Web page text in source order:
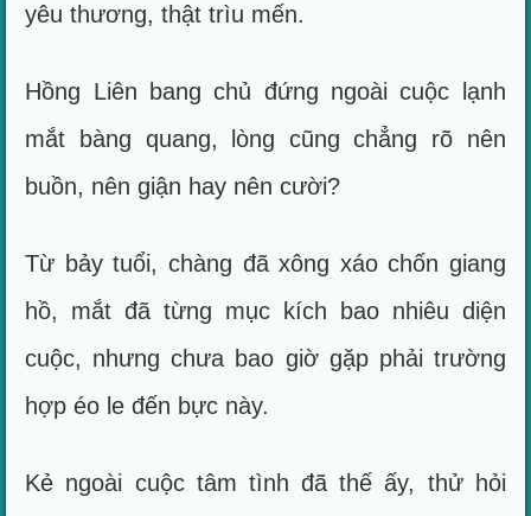
yêu thương, thật trìu mến.
Hồng Liên bang chủ đứng ngoài cuộc lạnh
mắt bàng quang, lòng cũng chẳng rõ nên
buồn, nên giận hay nên cười?
Từ bảy tuổi, chàng đã xông xáo chốn giang
hồ, mắt đã từng mục kích bao nhiêu diện
cuộc, nhưng chưa bao giờ gặp phải trường
hợp éo le đến bực này.
Kẻ ngoài cuộc tâm tình đã thế ấy, thử hỏi